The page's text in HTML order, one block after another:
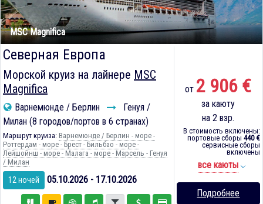
MSC Magnifica
Северная Европа
Морской круиз на лайнере MSC
Magnifica
Варнемюнде / Берлин
Генуя /
Милан (8 городов/портов в 6 странах)
Маршрут круиза: Варнемюнде / Берлин - море -
Роттердам - море - Брест - Бильбао - море -
Лейшойнш - море - Малага - море - Марсель - Генуя
/ Милан
12 ночей 05.10.2026 - 17.10.2026
от 2 906 €
за каюту
на 2 взр.
В стоимость включены:
портовые сборы 440 €
сервисные сборы
включены
все каюты
Подробнее